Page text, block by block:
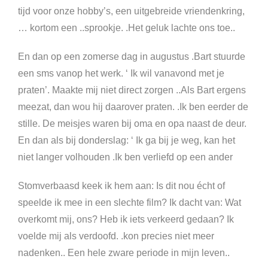
tijd voor onze hobby’s, een uitgebreide vriendenkring,
… kortom een ..sprookje. .Het geluk lachte ons toe..
En dan op een zomerse dag in augustus .Bart stuurde
een sms vanop het werk. ‘ Ik wil vanavond met je
praten’. Maakte mij niet direct zorgen ..Als Bart ergens
meezat, dan wou hij daarover praten. .Ik ben eerder de
stille. De meisjes waren bij oma en opa naast de deur.
En dan als bij donderslag: ‘ Ik ga bij je weg, kan het
niet langer volhouden .Ik ben verliefd op een ander
Stomverbaasd keek ik hem aan: Is dit nou écht of
speelde ik mee in een slechte film? Ik dacht van: Wat
overkomt mij, ons? Heb ik iets verkeerd gedaan? Ik
voelde mij als verdoofd. .kon precies niet meer
nadenken.. Een hele zware periode in mijn leven..